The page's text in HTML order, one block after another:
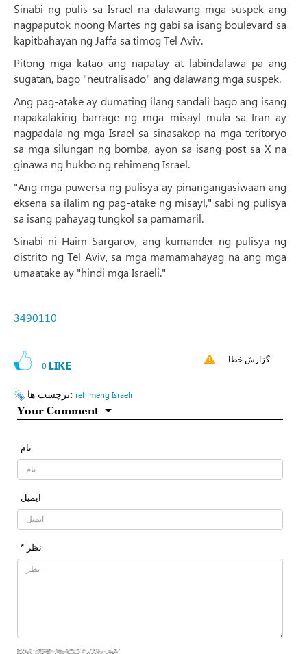
Sinabi ng pulis sa Israel na dalawang mga suspek ang
nagpaputok noong Martes ng gabi sa isang boulevard sa
kapitbahayan ng Jaffa sa timog Tel Aviv.
Pitong mga katao ang napatay at labindalawa pa ang
sugatan, bago "neutralisado" ang dalawang mga suspek.
Ang pag-atake ay dumating ilang sandali bago ang isang
napakalaking barrage ng mga misayl mula sa Iran ay
nagpadala ng mga Israel sa sinasakop na mga teritoryo
sa mga silungan ng bomba, ayon sa isang post sa X na
ginawa ng hukbo ng rehimeng Israel.
"Ang mga puwersa ng pulisya ay pinangangasiwaan ang
eksena sa ilalim ng pag-atake ng misayl," sabi ng pulisya
sa isang pahayag tungkol sa pamamaril.
Sinabi ni Haim Sargarov, ang kumander ng pulisya ng
distrito ng Tel Aviv, sa mga mamamahayag na ang mga
umaatake ay "hindi mga Israeli."
3490110
0 LIKE گزارش خطا
برچسب ها: rehimeng Israeli
Your Comment
نام
ایمیل
* نظر